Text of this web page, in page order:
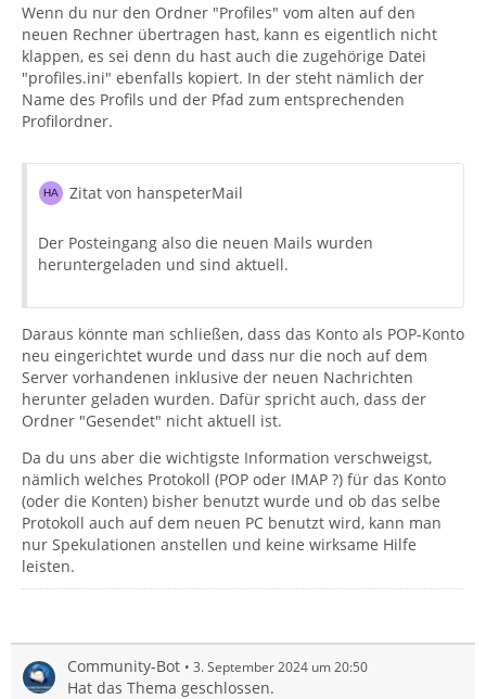
Wenn du nur den Ordner "Profiles" vom alten auf den
neuen Rechner übertragen hast, kann es eigentlich nicht
klappen, es sei denn du hast auch die zugehörige Datei
"profiles.ini" ebenfalls kopiert. In der steht nämlich der
Name des Profils und der Pfad zum entsprechenden
Profilordner.
Zitat von hanspeterMail
Der Posteingang also die neuen Mails wurden
heruntergeladen und sind aktuell.
Daraus könnte man schließen, dass das Konto als POP-Konto
neu eingerichtet wurde und dass nur die noch auf dem
Server vorhandenen inklusive der neuen Nachrichten
herunter geladen wurden. Dafür spricht auch, dass der
Ordner "Gesendet" nicht aktuell ist.
Da du uns aber die wichtigste Information verschweigst,
nämlich welches Protokoll (POP oder IMAP ?) für das Konto
(oder die Konten) bisher benutzt wurde und ob das selbe
Protokoll auch auf dem neuen PC benutzt wird, kann man
nur Spekulationen anstellen und keine wirksame Hilfe
leisten.
Community-Bot 3. September 2024 um 20:50
Hat das Thema geschlossen.